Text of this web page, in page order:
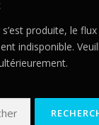
produite, le
indisponible.